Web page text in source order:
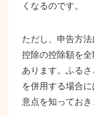
くなるのです。
ただし、申告方
控除の控除額を
あります。ふる
を併用する場合
意点を知っておき